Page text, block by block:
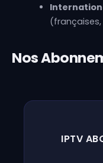
Nos
IPTV